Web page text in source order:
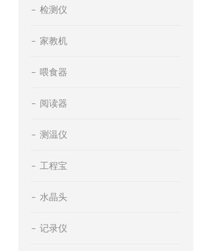
检测仪
家教机
喂食器
阅读器
测温仪
工程宝
水晶头
记录仪